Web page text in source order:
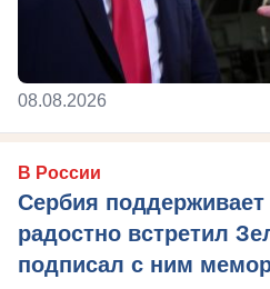
08.08.2026
В России
Сербия
радостно встретил
подписал с ним